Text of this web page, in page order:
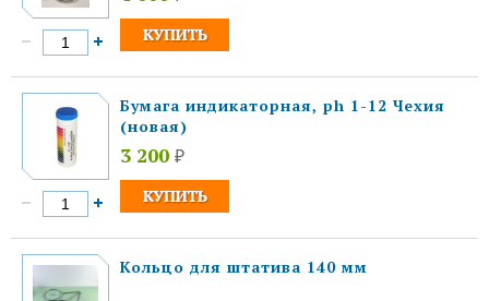
Бумага индикаторная, ph 1-12 Чехия
(новая)
3 200 ₽
Кольцо для штатива 140 мм